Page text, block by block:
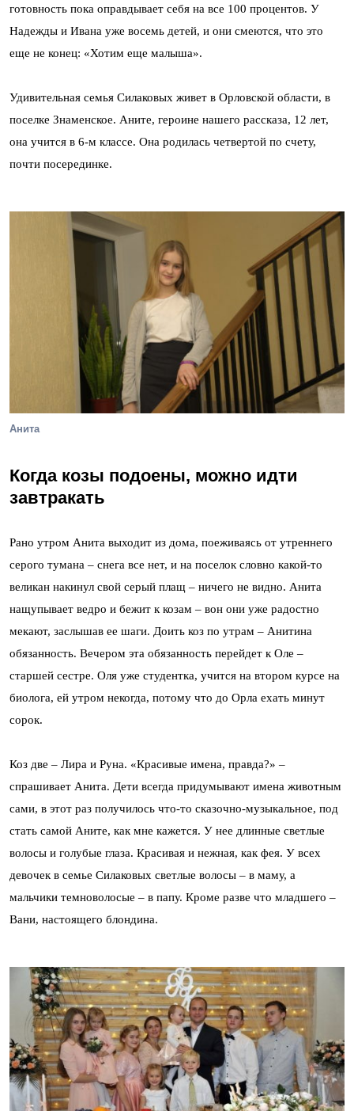
готовность пока оправдывает себя на все 100 процентов. У
Надежды и Ивана уже восемь детей, и они смеются, что это
еще не конец: «Хотим еще малыша».
Удивительная семья Силаковых живет в Орловской области, в
поселке Знаменское. Аните, героине нашего рассказа, 12 лет,
она учится в 6-м классе. Она родилась четвертой по счету,
почти посерединке.
Анита
Когда козы подоены, можно идти
завтракать
Рано утром Анита выходит из дома, поеживаясь от утреннего
серого тумана – снега все нет, и на поселок словно какой-то
великан накинул свой серый плащ – ничего не видно. Анита
нащупывает ведро и бежит к козам – вон они уже радостно
мекают, заслышав ее шаги. Доить коз по утрам – Анитина
обязанность. Вечером эта обязанность перейдет к Оле –
старшей сестре. Оля уже студентка, учится на втором курсе на
биолога, ей утром некогда, потому что до Орла ехать минут
сорок.
Коз две – Лира и Руна. «Красивые имена, правда?» –
спрашивает Анита. Дети всегда придумывают имена животным
сами, в этот раз получилось что-то сказочно-музыкальное, под
стать самой Аните, как мне кажется. У нее длинные светлые
волосы и голубые глаза. Красивая и нежная, как фея. У всех
девочек в семье Силаковых светлые волосы – в маму, а
мальчики темноволосые – в папу. Кроме разве что младшего –
Вани, настоящего блондина.